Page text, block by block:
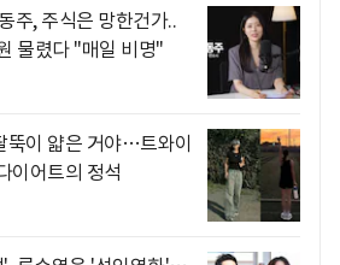
주, 주식은 망한건가..
물렸다 "매일 비명"
뚝이 얇은 거야…트와이
이어트의 정석